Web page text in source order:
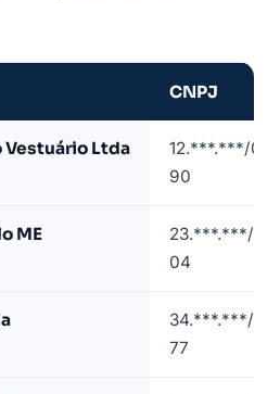
CNPJ
Vestuário Ltda
12.***.***/
90
ME
23.***.***/
04
34.***.***/
77